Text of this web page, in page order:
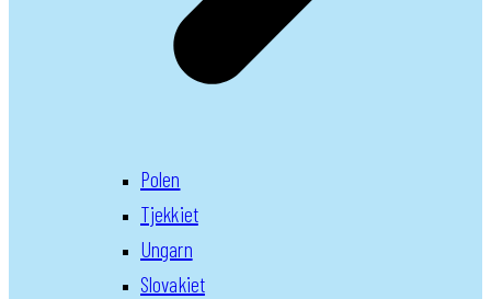
Polen
Tjekkiet
Ungarn
Slovakiet